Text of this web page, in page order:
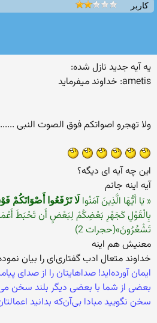
کاربر
یه آیه جدید نازل شده:
ametis: خداوند میفرماید
ولا تهجرو اصواتکم فوق الصوت النبی ......
این چه آیه ای دیگه؟
آیه اینه جانم
« یَا أَیُّهَا الَّذِینَ آمَنُوا لَا تَرْفَعُوا أَصْوَاتَکُمْ
بِالْقَوْلِ کَجَهْرِ بَعْضِکُمْ لِبَعْضٍ أَن تَحْبَطَ
تَشْعُرُونَ»(حجرات 2)
معنیش هم اینه
خداوند متعال‌ ادب‌ گفتاری‌ای‌ را بیان‌
‌ایمان‌ آورده‌اید! صداهایتان‌ را از صدای‌
بعضی ‌از شما با بعضی‌ دیگر بلند سخن‌
سخن‌ نگویید مبادا بی‌آن‌که‌ بدانید